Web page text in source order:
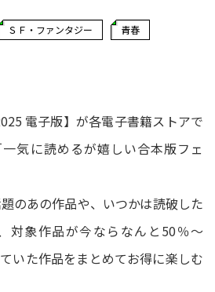
ＳＦ・ファンタジー
青春
電子版】が各電子書籍ストアで
気に読めるが嬉しい合本版フェ
のあの作品や、いつかは読破した
対象作品が今ならなんと50％～
いた作品をまとめてお得に楽しむ